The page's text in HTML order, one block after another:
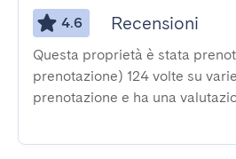
4.6 Recensioni
Questa proprietà è stata
prenotazione) 124 volte su
prenotazione e ha una